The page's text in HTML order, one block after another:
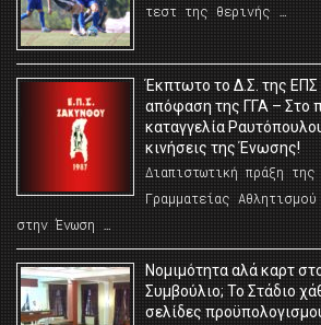
τεστ της θερινής …
Έκπτωτο το Δ.Σ. της
απόφαση της ΓΓΑ – Στο
καταγγελία
κινήσεις της Ένωσης!
Διαπιστωτική πράξη της
Γραμματείας
στην Ένωση …
Νομιμότητα αλά καρτ
Συμβούλιο; Το Στάδιο
σελίδες